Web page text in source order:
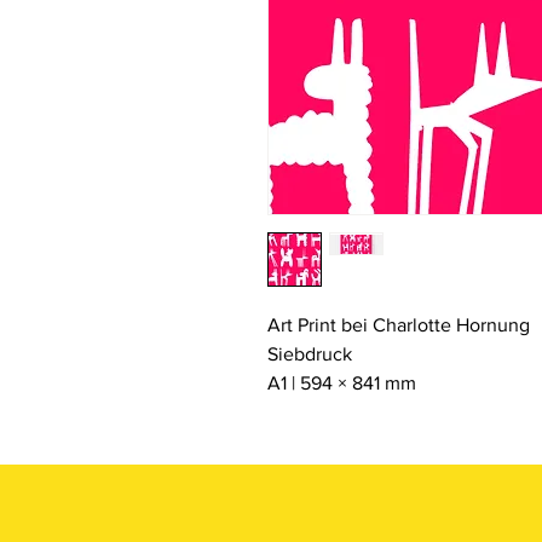
Art Print bei Charlotte Hornung
Siebdruck
A1 | 594 × 841 mm